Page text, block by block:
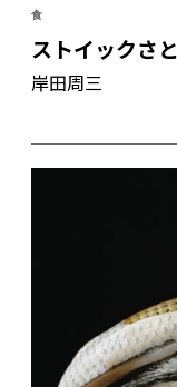
食
ストイックさ
岸田周三